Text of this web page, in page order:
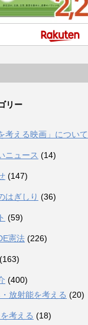
リー
考える映画」について
ニュース (14)
(147)
はぎしり (36)
(59)
憲法 (226)
(400)
放射能を考える (20)
考える (18)